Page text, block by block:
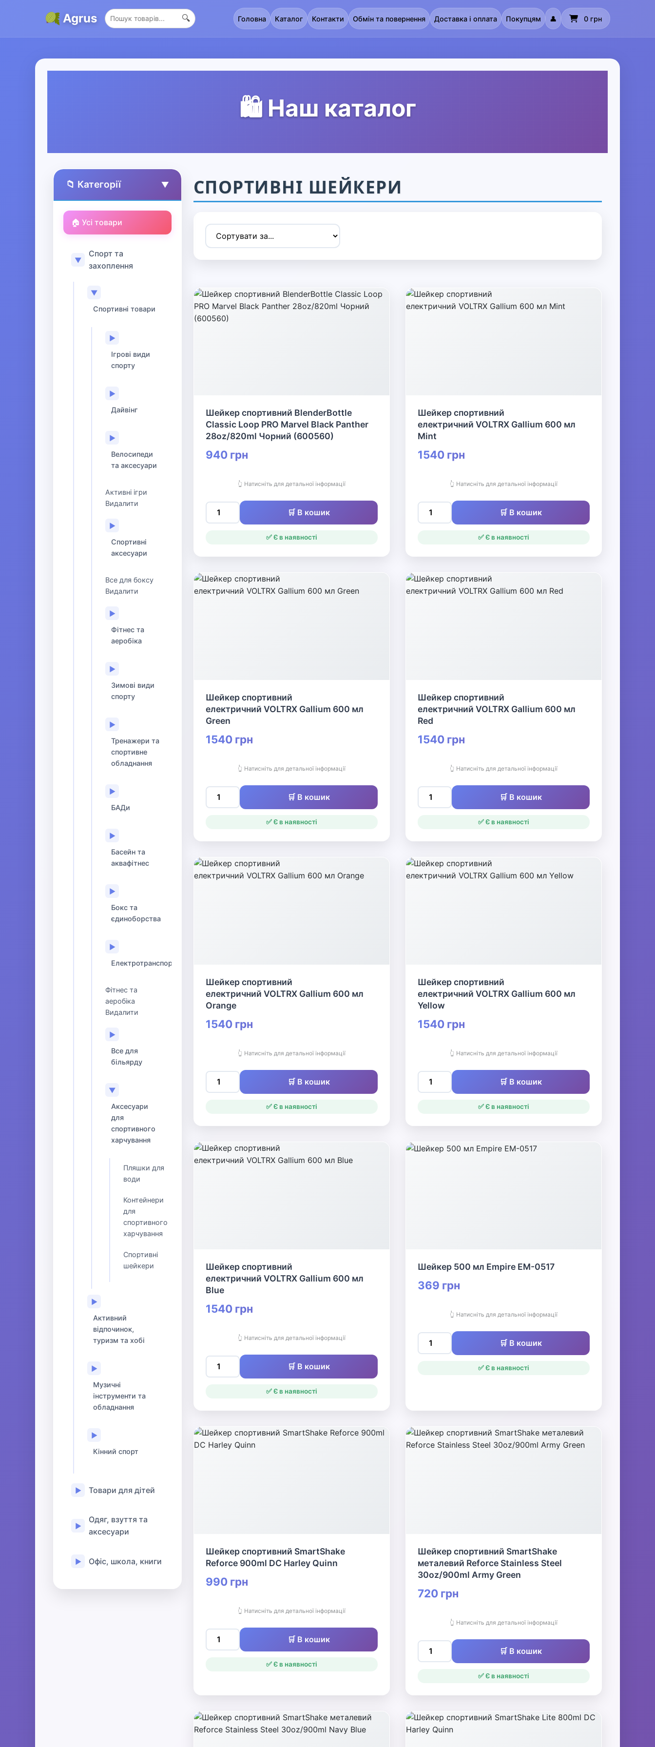
Agrus 🔍 Головна Каталог Контакти Обмін та повернення Доставка і оплата Покупцям 👤 0 грн
🛍️ Наш каталог
📁 Категорії ▲
🏠 Усі товари
▼
Спорт та
захоплення
▼
Спортивні товари
▶
Ігрові види
спорту
▶
Дайвінг
▶
Велосипеди
та аксесуари
Активні ігри
Видалити
▶
Спортивні
аксесуари
Все для боксу
Видалити
▶
Фітнес та
аеробіка
▶
Зимові види
спорту
▶
Тренажери та
спортивне
обладнання
▶
БАДи
▶
Басейн та
аквафітнес
▶
Бокс та
єдиноборства
▶
Електротранспорт
Фітнес та
аеробіка
Видалити
▶
Все для
більярду
▼
Аксесуари
для
спортивного
харчування
Пляшки для
води
Контейнери
для
спортивного
харчування
Спортивні
шейкери
▶
Активний
відпочинок,
туризм та хобі
▶
Музичні
інструменти та
обладнання
▶
Кінний спорт
▶ Товари для дітей
▶
Одяг, взуття та
аксесуари
▶ Офіс, школа, книги
СПОРТИВНІ ШЕЙКЕРИ
Шейкер спортивний BlenderBottle
Classic Loop PRO Marvel Black Panther
28oz/820ml Чорний (600560)
940 грн
👆 Натисніть для детальної інформації
🛒 В кошик
✅ Є в наявності
Шейкер спортивний
електричний VOLTRX Gallium 600 мл
Mint
1540 грн
👆 Натисніть для детальної інформації
🛒 В кошик
✅ Є в наявності
Шейкер спортивний
електричний VOLTRX Gallium 600 мл
Green
1540 грн
👆 Натисніть для детальної інформації
🛒 В кошик
✅ Є в наявності
Шейкер спортивний
електричний VOLTRX Gallium 600 мл
Red
1540 грн
👆 Натисніть для детальної інформації
🛒 В кошик
✅ Є в наявності
Шейкер спортивний
електричний VOLTRX Gallium 600 мл
Orange
1540 грн
👆 Натисніть для детальної інформації
🛒 В кошик
✅ Є в наявності
Шейкер спортивний
електричний VOLTRX Gallium 600 мл
Yellow
1540 грн
👆 Натисніть для детальної інформації
🛒 В кошик
✅ Є в наявності
Шейкер спортивний
електричний VOLTRX Gallium 600 мл
Blue
1540 грн
👆 Натисніть для детальної інформації
🛒 В кошик
✅ Є в наявності
Шейкер 500 мл Empire EM-0517
369 грн
👆 Натисніть для детальної інформації
🛒 В кошик
✅ Є в наявності
Шейкер спортивний SmartShake
Reforce 900ml DC Harley Quinn
990 грн
👆 Натисніть для детальної інформації
🛒 В кошик
✅ Є в наявності
Шейкер спортивний SmartShake
металевий Reforce Stainless Steel
30oz/900ml Army Green
720 грн
👆 Натисніть для детальної інформації
🛒 В кошик
✅ Є в наявності